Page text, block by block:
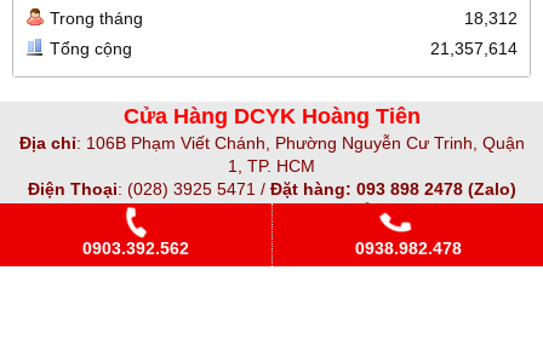
Trong tháng
18,312
Tổng cộng
21,357,614
Cửa Hàng DCYK Hoàng Tiên
Địa chỉ: 106B Phạm Viết Chánh, Phường Nguyễn Cư Trinh, Quận
1, TP. HCM
Điện Thoại: (028) 3925 5471 / Đặt hàng: 093 898 2478 (Zalo)
0903 392 562
(Ms Ảnh)
Email
hoangtienmedical@gmail.com
Website
hoangtienmedical.com
0903.392.562 0938.982.478